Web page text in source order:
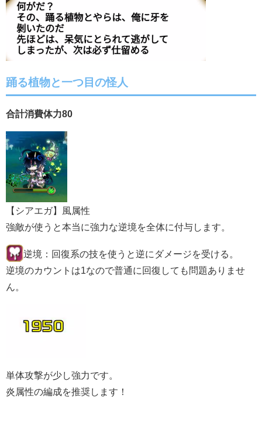
踊る植物と一つ目の怪人
合計消費体力80
【シアエガ】風属性
強敵が使うと本当に強力な逆境を全体に付与します。
逆境：回復系の技を使うと逆にダメージを受ける。
逆境のカウントは1なので普通に回復しても問題ありませ
ん。
単体攻撃が少し強力です。
炎属性の編成を推奨します！